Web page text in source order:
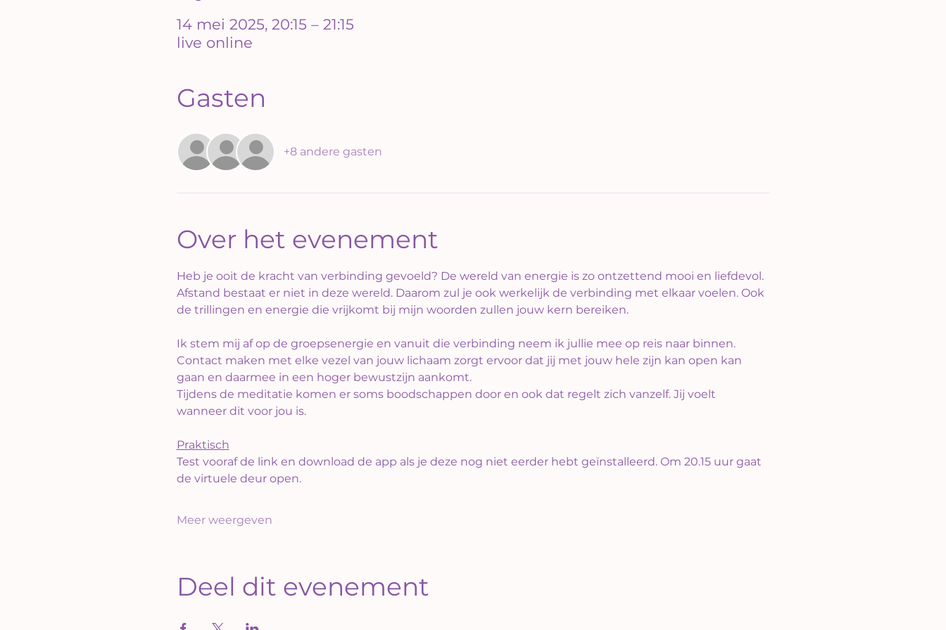
14 mei 2025, 20:15 – 21:15
live online
Gasten
+8 andere gasten
Over het evenement
Heb je ooit de kracht van verbinding gevoeld? De wereld van energie is zo ontzettend mooi en liefdevol.
Afstand bestaat er niet in deze wereld. Daarom zul je ook werkelijk de verbinding met elkaar voelen. Ook
de trillingen en energie die vrijkomt bij mijn woorden zullen jouw kern bereiken.
Ik stem mij af op de groepsenergie en vanuit die verbinding neem ik jullie mee op reis naar binnen.
Contact maken met elke vezel van jouw lichaam zorgt ervoor dat jij met jouw hele zijn kan open kan
gaan en daarmee in een hoger bewustzijn aankomt.
Tijdens de meditatie komen er soms boodschappen door en ook dat regelt zich vanzelf. Jij voelt
wanneer dit voor jou is.
Praktisch
Test vooraf de link en download de app als je deze nog niet eerder hebt geïnstalleerd. Om 20.15 uur gaat
de virtuele deur open.
Meer weergeven
Deel dit evenement